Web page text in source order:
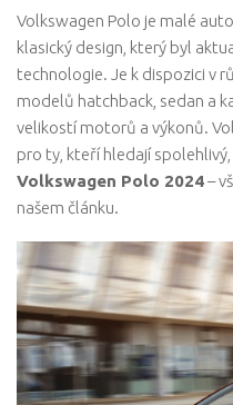
Volkswagen Polo je malé
klasický design, který byl
technologie. Je k dispozici v
modelů hatchback, sedan a
velikostí motorů a výkonů.
pro ty, kteří hledají
Volkswagen Polo 2024–
našem článku.